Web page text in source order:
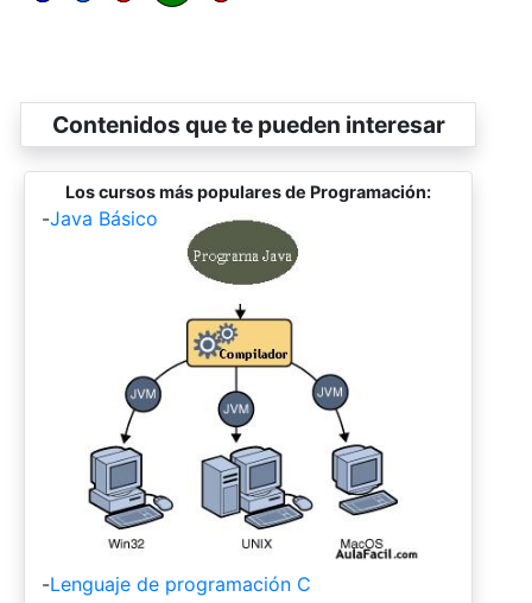
Contenidos que te pueden interesar
Los cursos más populares de Programación:
-Java Básico
-Lenguaje de programación C